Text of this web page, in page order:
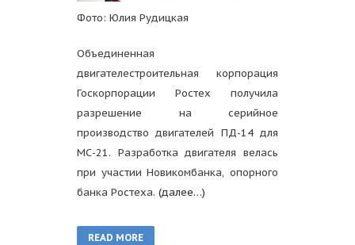
Фото: Юлия Рудицкая
Объединенная
двигателестроительная корпорация
Госкорпорации Ростех получила
разрешение на серийное
производство двигателей ПД-14 для
МС-21. Разработка двигателя велась
при участии Новикомбанка, опорного
банка Ростеха. (далее…)
READ MORE